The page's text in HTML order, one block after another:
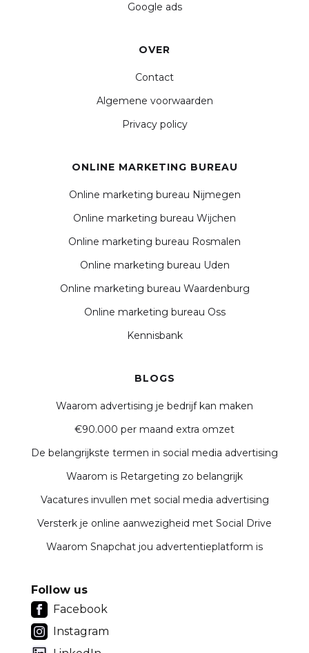
Google ads
OVER
Contact
Algemene voorwaarden
Privacy policy
ONLINE MARKETING BUREAU
Online marketing bureau Nijmegen
Online marketing bureau Wijchen
Online marketing bureau Rosmalen
Online marketing bureau Uden
Online marketing bureau Waardenburg
Online marketing bureau Oss
Kennisbank
BLOGS
Waarom advertising je bedrijf kan maken
€90.000 per maand extra omzet
De belangrijkste termen in social media advertising
Waarom is Retargeting zo belangrijk
Vacatures invullen met social media advertising
Versterk je online aanwezigheid met Social Drive
Waarom Snapchat jou advertentieplatform is
Follow us
Facebook
Instagram